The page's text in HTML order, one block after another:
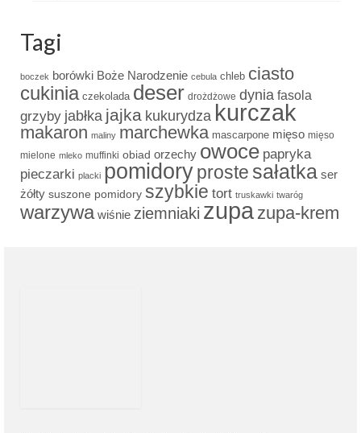
Tagi
boczek borówki Boże Narodzenie cebula chleb ciasto
cukinia czekolada deser drożdżowe dynia fasola
grzyby jabłka jajka kukurydza kurczak
makaron maliny marchewka mascarpone mięso mięso
mielone mleko muffinki obiad orzechy owoce papryka
pieczarki placki pomidoryproste sałatka ser
żółty suszone pomidory szybkie tort truskawki twaróg
warzywa wiśnie ziemniaki zupa zupa-krem